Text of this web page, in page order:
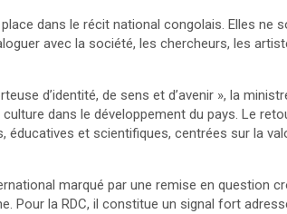
dans le récit national congolais. Elles ne
avec la société, les chercheurs, les
d’identité, de sens et d’avenir », la
dans le développement du pays. Le
et scientifiques, centrées sur la
marqué par une remise en question
Pour la RDC, il constitue un signal fort